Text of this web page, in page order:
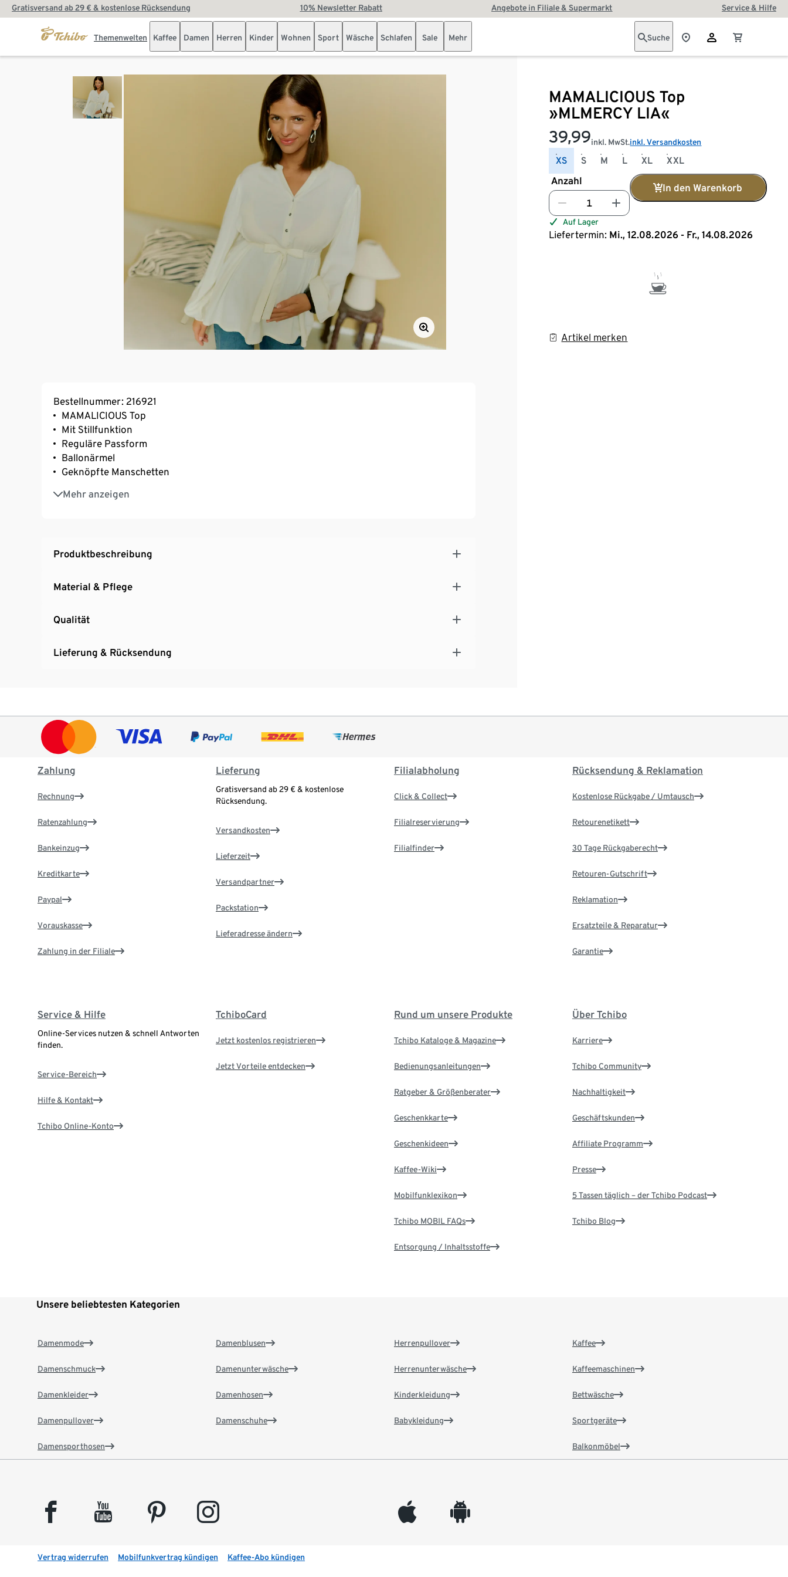
Gratisversand ab 29 € & kostenlose Rücksendung 10% Newsletter Rabatt Angebote in Filiale & Supermarkt Service & Hilfe
Themenwelten Kaffee Damen Herren Kinder Wohnen Sport Wäsche Schlafen Sale Mehr Suche
MAMALICIOUS Top
»MLMERCY LIA«
39,99inkl. MwSt.inkl. Versandkosten
XS S M L XL XXL
Anzahl
In den Warenkorb
Auf Lager
Liefertermin: Mi., 12.08.2026 - Fr., 14.08.2026
Artikel merken
Bestellnummer: 216921
MAMALICIOUS Top
Mit Stillfunktion
Reguläre Passform
Ballonärmel
Geknöpfte Manschetten
Mehr anzeigen
Bindegürtel auf Taillenhöhe
Produktbeschreibung
Material & Pflege
Qualität
Lieferung & Rücksendung
Zahlung
Rechnung
Ratenzahlung
Bankeinzug
Kreditkarte
Paypal
Vorauskasse
Zahlung in der Filiale
Lieferung
Gratisversand ab 29 € & kostenlose
Rücksendung.
Versandkosten
Lieferzeit
Versandpartner
Packstation
Lieferadresse ändern
Filialabholung
Click & Collect
Filialreservierung
Filialfinder
Rücksendung & Reklamation
Kostenlose Rückgabe / Umtausch
Retourenetikett
30 Tage Rückgaberecht
Retouren-Gutschrift
Reklamation
Ersatzteile & Reparatur
Garantie
Service & Hilfe
Online-Services nutzen & schnell Antworten
finden.
Service-Bereich
Hilfe & Kontakt
Tchibo Online-Konto
TchiboCard
Jetzt kostenlos registrieren
Jetzt Vorteile entdecken
Rund um unsere Produkte
Tchibo Kataloge & Magazine
Bedienungsanleitungen
Ratgeber & Größenberater
Geschenkkarte
Geschenkideen
Kaffee-Wiki
Mobilfunklexikon
Tchibo MOBIL FAQs
Entsorgung / Inhaltsstoffe
Über Tchibo
Karriere
Tchibo Community
Nachhaltigkeit
Geschäftskunden
Affiliate Programm
Presse
5 Tassen täglich – der Tchibo Podcast
Tchibo Blog
Unsere beliebtesten Kategorien
Damenmode
Damenschmuck
Damenkleider
Damenpullover
Damensporthosen
Damenblusen
Damenunterwäsche
Damenhosen
Damenschuhe
Herrenpullover
Herrenunterwäsche
Kinderkleidung
Babykleidung
Kaffee
Kaffeemaschinen
Bettwäsche
Sportgeräte
Balkonmöbel
facebook youtube pinterest instagram appleinc android
Vertrag widerrufen Mobilfunkvertrag kündigen Kaffee-Abo kündigen